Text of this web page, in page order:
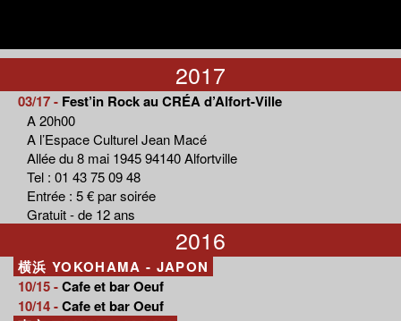
2017
03/17 - Fest’in Rock au CRÉA d’Alfort-Ville
A 20h00
A l’Espace Culturel Jean Macé
Allée du 8 mai 1945 94140 Alfortville
Tel : 01 43 75 09 48
Entrée : 5 € par soirée
Gratuit - de 12 ans
2016
横浜 YOKOHAMA - JAPON
10/15 -Cafe et bar Oeuf
10/14 -Cafe et bar Oeuf